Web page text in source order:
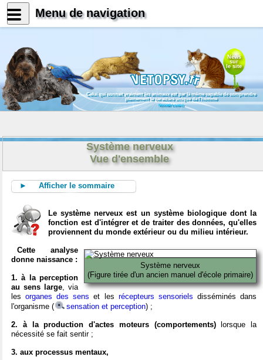
News
sur
le site
Celui qui connait vraiment les animaux est par là même capable de comprendre
pleinement le caractère unique de l'homme
Konrad Lorenz
Système nerveux
Vue d'ensemble
► Afficher le sommaire
Le système nerveux est un système biologique dont la
fonction est d'intégrer et de traiter des données, qu'elles
proviennent du monde extérieur ou du milieu intérieur.
Système nerveux
(Figure tirée d'un ancien manuel d'école primaire)
Cette analyse
donne naissance :
1. à la perception
au sens large, via
lesorganes des sens et les récepteurs sensoriels disséminés dans
l'organisme (
sensation et perception) ;
2. à la production d'actes moteurs (comportements)lorsque la
nécessité se fait sentir ;
3. aux processus mentaux,
Menu de navigation